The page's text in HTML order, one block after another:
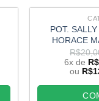
POT.
HORACE
R$
6x de R$
ou R$